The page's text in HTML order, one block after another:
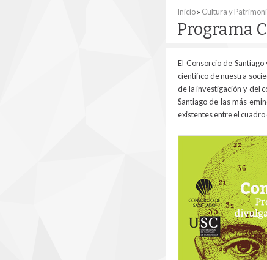
Se encuentra usted
Inicio» Cultura y
Programa
El Consorcio de
científico de nuestra
de la investigación y del
Santiago de las más
existentes entre el